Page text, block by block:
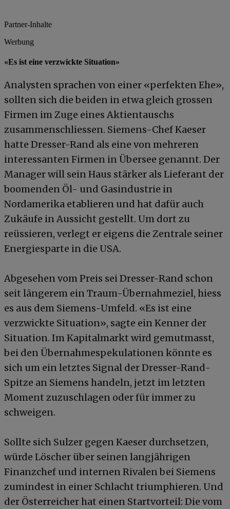
Partner-Inhalte
Werbung
«Es ist eine verzwickte Situation»
Analysten sprachen von einer «perfekten Ehe»,
sollten sich die beiden in etwa gleich grossen
Firmen im Zuge eines Aktientauschs
zusammenschliessen. Siemens-Chef Kaeser
hatte Dresser-Rand als eine von mehreren
interessanten Firmen in Übersee genannt. Der
Manager will sein Haus stärker als Lieferant der
boomenden Öl- und Gasindustrie in
Nordamerika etablieren und hat dafür auch
Zukäufe in Aussicht gestellt. Um dort zu
reüssieren, verlegt er eigens die Zentrale seiner
Energiesparte in die USA.
Abgesehen vom Preis sei Dresser-Rand schon
seit längerem ein Traum-Übernahmeziel, hiess
es aus dem Siemens-Umfeld. «Es ist eine
verzwickte Situation», sagte ein Kenner der
Situation. Im Kapitalmarkt wird gemutmasst,
bei den Übernahmespekulationen könnte es
sich um ein letztes Signal der Dresser-Rand-
Spitze an Siemens handeln, jetzt im letzten
Moment zuzuschlagen oder für immer zu
schweigen.
Sollte sich Sulzer gegen Kaeser durchsetzen,
würde Löscher über seinen langjährigen
Finanzchef und internen Rivalen bei Siemens
zumindest in einer Schlacht triumphieren. Und
der Österreicher hat einen Startvorteil: Die vom